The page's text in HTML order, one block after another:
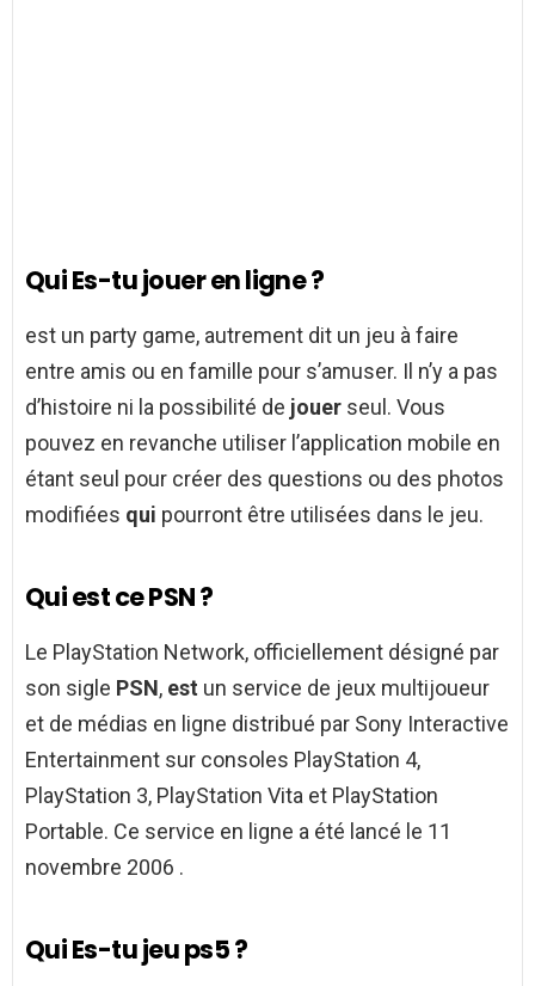
Qui Es-tu jouer en ligne ?
est un party game, autrement dit un jeu à faire
entre amis ou en famille pour s’amuser. Il n’y a pas
d’histoire ni la possibilité de jouer seul. Vous
pouvez en revanche utiliser l’application mobile en
étant seul pour créer des questions ou des photos
modifiées qui pourront être utilisées dans le jeu.
Qui est ce PSN ?
Le PlayStation Network, officiellement désigné par
son sigle PSN, est un service de jeux multijoueur
et de médias en ligne distribué par Sony Interactive
Entertainment sur consoles PlayStation 4,
PlayStation 3, PlayStation Vita et PlayStation
Portable. Ce service en ligne a été lancé le 11
novembre 2006 .
Qui Es-tu jeu ps5 ?